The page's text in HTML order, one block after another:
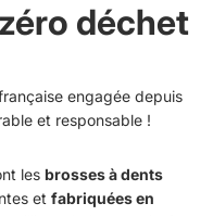
déchet
engagée depuis
et responsable !
les brosses à dents
et fabriquées en